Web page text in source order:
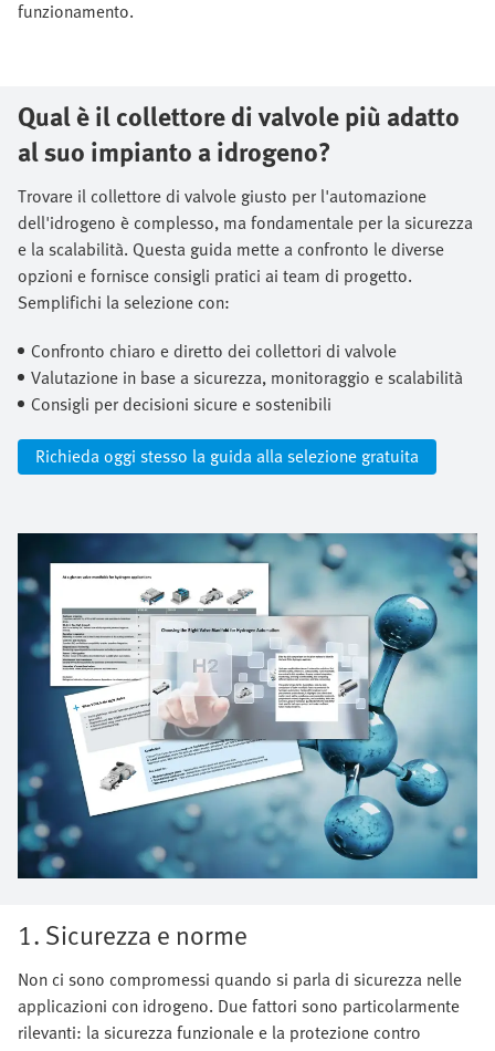
funzionamento.
Qual è il collettore di valvole più adatto
al suo impianto a idrogeno?
Trovare il collettore di valvole giusto per l'automazione
dell'idrogeno è complesso, ma fondamentale per la sicurezza
e la scalabilità. Questa guida mette a confronto le diverse
opzioni e fornisce consigli pratici ai team di progetto.
Semplifichi la selezione con:​
Confronto chiaro e diretto dei collettori di valvole​
Valutazione in base a sicurezza, monitoraggio e scalabilità​
Consigli per decisioni sicure e sostenibili
Richieda oggi stesso la guida alla selezione gratuita
1. Sicurezza e norme
Non ci sono compromessi quando si parla di sicurezza nelle
applicazioni con idrogeno. Due fattori sono particolarmente
rilevanti: la sicurezza funzionale e la protezione contro